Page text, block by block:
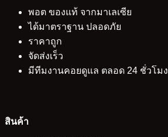
พอต ของแท้ จากมาเลเซีย
ได้มาตราฐาน ปลอดภัย
ราคาถูก
จัดส่งเร็ว
มีทีมงานคอยดูแล ตลอด 24 ชั่วโมง
สินค้า